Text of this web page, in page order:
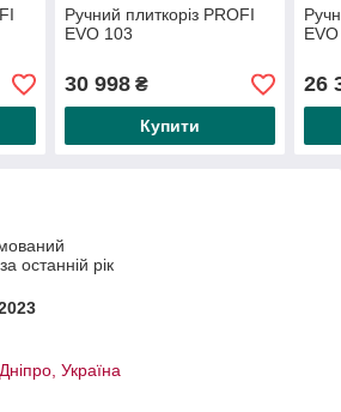
Ручний плиткоріз PROFI
EVO 103
30 998₴
Купити
26
останній рік
Україна